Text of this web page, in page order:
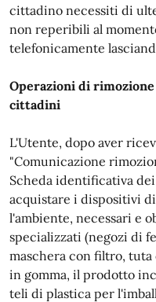
cittadino necessiti di
non reperibili al
telefonicamente
Operazioni di
cittadini
L'Utente, dopo aver
"Comunicazione
Scheda identificativa
acquistare i dispositivi
l'ambiente, necessari e
specializzati (negozi di
maschera con filtro,
in gomma, il prodotto
teli di plastica per